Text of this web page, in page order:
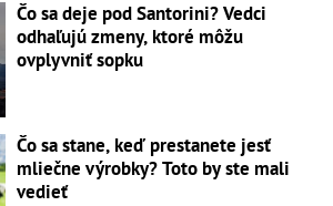
Čo sa deje pod Santorini? Vedci
odhaľujú zmeny, ktoré môžu
ovplyvniť sopku
Čo sa stane, keď prestanete jesť
mliečne výrobky? Toto by ste mali
vedieť